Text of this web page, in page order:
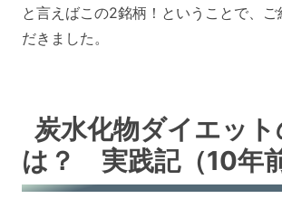
と言えばこの2銘柄！ということで、ご
だきました。
炭水化物ダイエッ
は？ 実践記（10年前